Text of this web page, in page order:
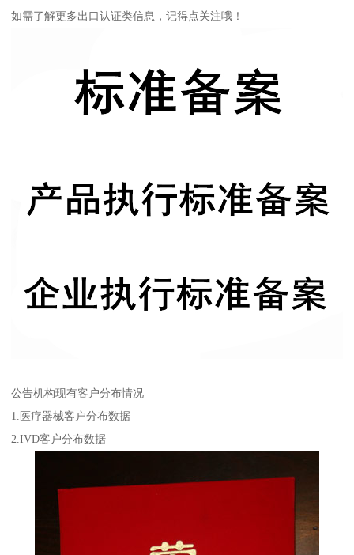
如需了解更多出口认证类信息，记得点关注哦！
公告机构现有客户分布情况
1.医疗器械客户分布数据
2.IVD客户分布数据